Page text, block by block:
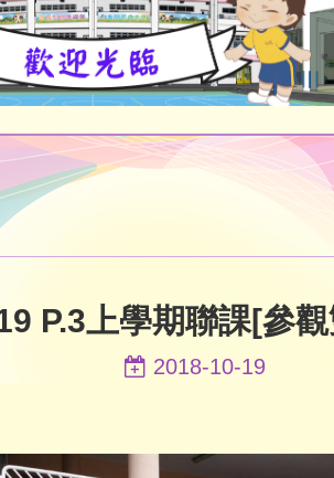
P.3上學期聯課[參
2018-10-19